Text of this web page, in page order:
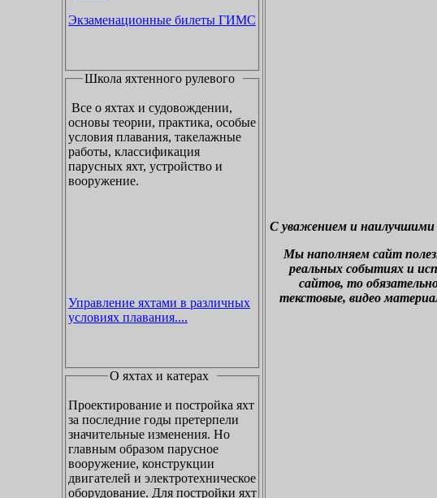
Экзаменационные билеты ГИМС
Школа яхтенного рулевого
Все о яхтах и судовождении,
основы теории, практика, особые
условия плавания, такелажные
работы, классификация
парусных яхт, устройство и
вооружение.
Управление яхтами в различных
условиях плавания....
О яхтах и катерах
Проектирование и постройка яхт
за последние годы претерпели
значительные изменения. Но
главным образом парусное
вооружение, конструкции
двигателей и электротехническое
оборудование. Для постройки яхт
С уважением и
Мы наполняем сайт
реальных событиях и
сайтов, то
текстовые, видео